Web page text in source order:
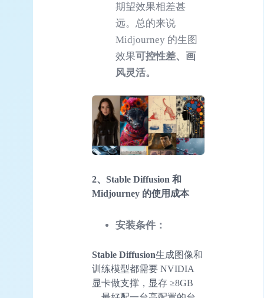
期望效果相差甚
远。总的来说
Midjourney 的生图
效果可控性差、画
风灵活。
2、 Stable Diffusion 和
Midjourney 的使用成本
安装条件：
Stable Diffusion生成图像和
训练模型都需要 NVIDIA
显卡做支撑，显存 ≥8GB